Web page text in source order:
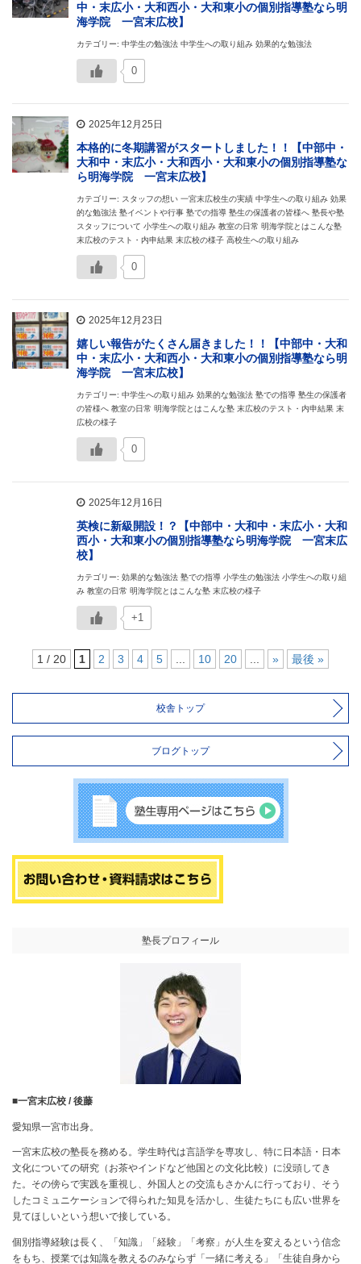
中・末広小・大和西小・大和東小の個別指導塾なら明
海学院 一宮末広校】
カテゴリー: 中学生の勉強法 中学生への取り組み 効果的な勉強法
0
2025年12月25日
本格的に冬期講習がスタートしました！！【中部中・
大和中・末広小・大和西小・大和東小の個別指導塾な
ら明海学院 一宮末広校】
カテゴリー: スタッフの想い 一宮末広校生の実績 中学生への取り組み 効果
的な勉強法 塾イベントや行事 塾での指導 塾生の保護者の皆様へ 塾長や塾
スタッフについて 小学生への取り組み 教室の日常 明海学院とはこんな塾
末広校のテスト・内申結果 末広校の様子 高校生への取り組み
0
2025年12月23日
嬉しい報告がたくさん届きました！！【中部中・大和
中・末広小・大和西小・大和東小の個別指導塾なら明
海学院 一宮末広校】
カテゴリー: 中学生への取り組み 効果的な勉強法 塾での指導 塾生の保護者
の皆様へ 教室の日常 明海学院とはこんな塾 末広校のテスト・内申結果 末
広校の様子
0
2025年12月16日
英検に新級開設！？【中部中・大和中・末広小・大和
西小・大和東小の個別指導塾なら明海学院 一宮末広
校】
カテゴリー: 効果的な勉強法 塾での指導 小学生の勉強法 小学生への取り組
み 教室の日常 明海学院とはこんな塾 末広校の様子
+1
1 / 20 1 2 3 4 5 10 20 » 最後 »
校舎トップ
ブログトップ
塾長プロフィール
■一宮末広校 / 後藤
愛知県一宮市出身。
一宮末広校の塾長を務める。学生時代は言語学を専攻し、特に日本語・日本
文化についての研究（お茶やインドなど他国との文化比較）に没頭してき
た。その傍らで実践を重視し、外国人との交流もさかんに行っており、そう
したコミュニケーションで得られた知見を活かし、生徒たちにも広い世界を
見てほしいという想いで接している。
個別指導経験は長く、「知識」「経験」「考察」が人生を変えるという信念
をもち、授業では知識を教えるのみならず「一緒に考える」「生徒自身から